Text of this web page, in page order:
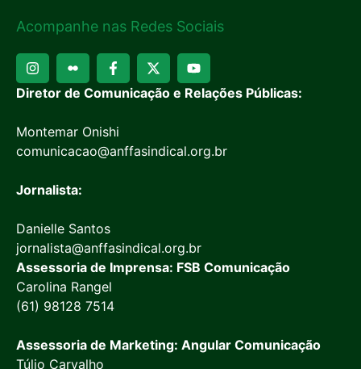
Acompanhe nas Redes Sociais
Diretor de Comunicação e Relações Públicas:
Montemar Onishi
comunicacao@anffasindical.org.br
Jornalista:
Danielle Santos
jornalista@anffasindical.org.br
Assessoria de Imprensa: FSB Comunicação
Carolina Rangel
(61) 98128 7514
Assessoria de Marketing: Angular Comunicação
Túlio Carvalho